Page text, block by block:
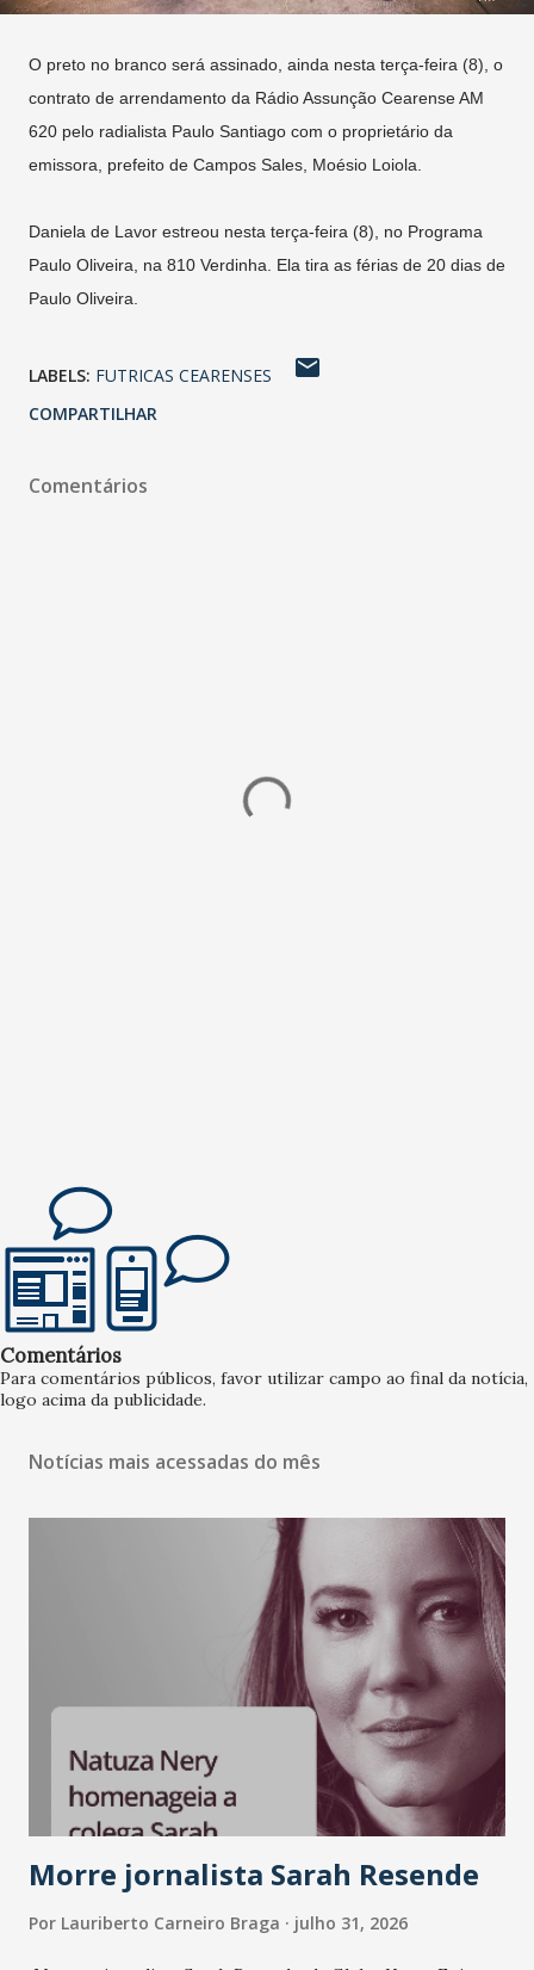
O preto no branco será assinado, ainda nesta terça-feira (8), o
contrato de arrendamento da Rádio Assunção Cearense AM
620 pelo radialista Paulo Santiago com o proprietário da
emissora, prefeito de Campos Sales, Moésio Loiola.
Daniela de Lavor estreou nesta terça-feira (8), no Programa
Paulo Oliveira, na 810 Verdinha. Ela tira as férias de 20 dias de
Paulo Oliveira.
LABELS: FUTRICAS CEARENSES
COMPARTILHAR
Comentários
Comentários
Para comentários públicos, favor utilizar campo ao final da notícia,
logo acima da publicidade.
Notícias mais acessadas do mês
Morre jornalista Sarah Resende
Por Lauriberto Carneiro Braga julho 31, 2026